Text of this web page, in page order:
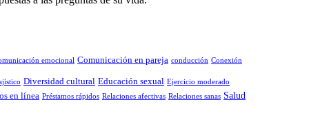
emocional Comunicación en pareja conducción Conexión
Diversidad cultural Educación sexual Ejercicio moderado
en línea Préstamos rápidos Relaciones afectivas Relaciones sanas Salud